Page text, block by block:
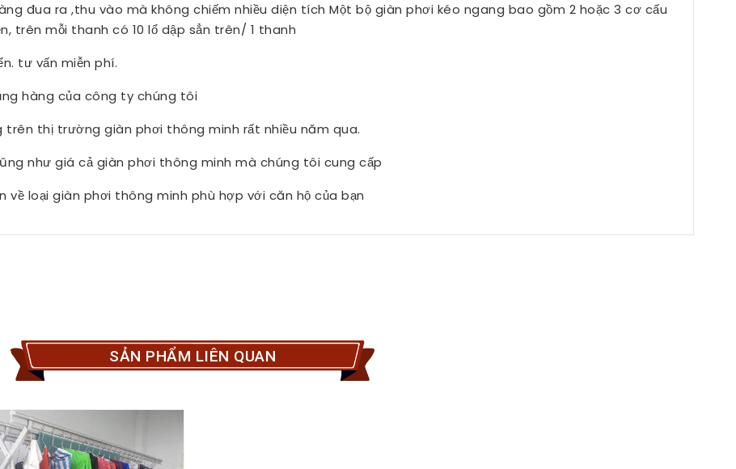
đua ra ,thu vào mà không chiếm nhiều diện tích Một bộ giàn phơi kéo ngang bao gồm 2 hoặc 3 cơ cấu
trên mỗi thanh có 10 lổ dập sẳn trên/ 1 thanh
tư vấn miễn phí.
hàng của công ty chúng tôi
thị trường giàn phơi thông minh rất nhiều năm qua.
như giá cả giàn phơi thông minh mà chúng tôi cung cấp
về loại giàn phơi thông minh phù hợp với căn hộ của bạn
SẢN PHẨM LIÊN QUAN